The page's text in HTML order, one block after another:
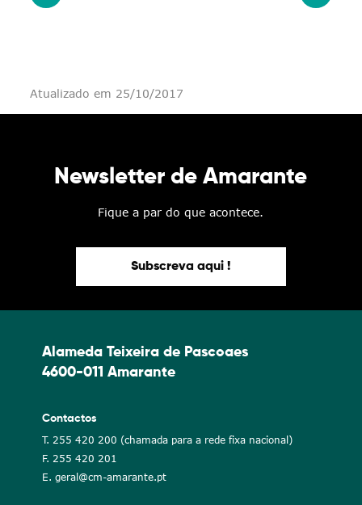
Atualizado em 25/10/2017
Newsletter de Amarante
Fique a par do que acontece.
Subscreva aqui !
Alameda Teixeira de Pascoaes
4600-011 Amarante
Contactos
T. 255 420 200 (chamada para a rede fixa nacional)
F. 255 420 201
E. geral@cm-amarante.pt